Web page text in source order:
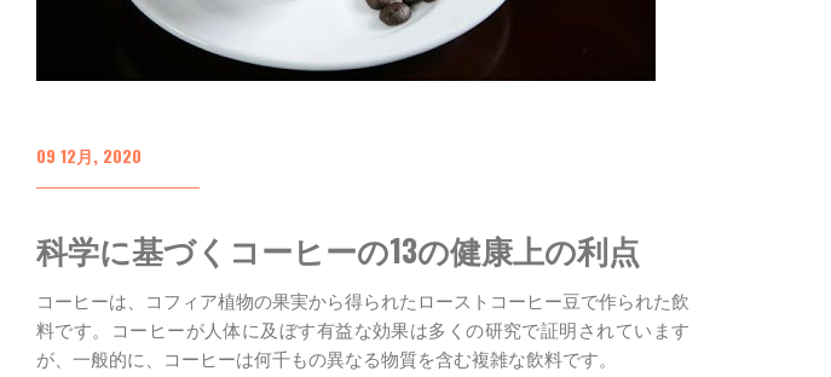
09 12月, 2020
科学に基づくコーヒーの13の健康上の利点
コーヒーは、コフィア植物の果実から得られたローストコーヒー豆で作られた飲
料です。コーヒーが人体に及ぼす有益な効果は多くの研究で証明されています
が、一般的に、コーヒーは何千もの異なる物質を含む複雑な飲料です。